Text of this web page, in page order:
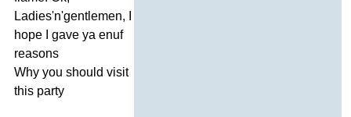
Ladies'n'gentlemen,
hope
gave ya enuf
reasons
Why you should visit
this party